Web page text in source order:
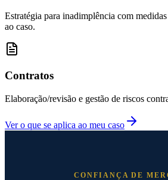
Estratégia para inadimplência com
ao caso.
Contratos
Elaboração/revisão e gestão de riscos
Ver o que se aplica ao meu caso
CONFIANÇA DE